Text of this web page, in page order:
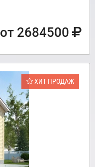
от 2684500
ХИТ ПРОДАЖ